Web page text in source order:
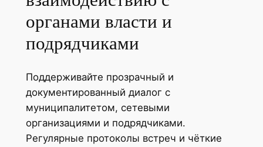
органами власти и
подрядчиками
Поддерживайте прозрачный и
документированный диалог с
муниципалитетом, сетевыми
организациями и подрядчиками.
Регулярные протоколы встреч и чёткие